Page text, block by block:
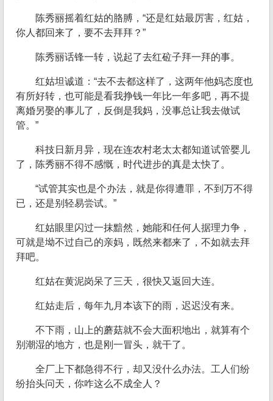
陈秀丽摇着红姑的胳膊，“还是红姑最厉害，红姑，
你人都回来了，要不去拜拜？”
陈秀丽话锋一转，说起了去红砬子拜一拜的事。
红姑坦诚道：“去不去都这样了，这两年他妈态度也
有所好转，也可能是看我挣钱一年比一年多吧，再不提
离婚另娶的事儿了，反倒是我妈，没事总让我去做试
管。”
科技日新月异，现在连农村老太太都知道试管婴儿
了，陈秀丽不得不感慨，时代进步的真是太快了。
“试管其实也是个办法，就是你得遭罪，不到万不得
已，还是别轻易尝试。”
红姑眼里闪过一抹黯然，她能和任何人据理力争，
可就是坳不过自己的亲妈，既然来都来了，不如就去拜
拜吧。
红姑在黄泥岗呆了三天，很快又返回大连。
红姑走后，每年九月本该下的雨，迟迟没有来。
不下雨，山上的蘑菇就不会大面积地出，就算有个
别潮湿的地方，也是刚一冒头，就干了。
全厂上下都急得不行，却又没什么办法。工人们纷
纷抬头问天，你咋这么不成全人？